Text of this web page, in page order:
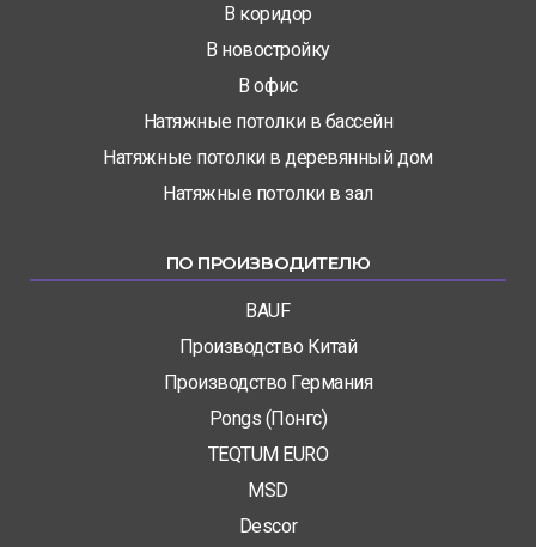
В коридор
В новостройку
В офис
Натяжные потолки в бассейн
Натяжные потолки в деревянный дом
Натяжные потолки в зал
ПО ПРОИЗВОДИТЕЛЮ
BAUF
Производство Китай
Производство Германия
Pongs (Понгс)
TEQTUM EURO
MSD
Descor